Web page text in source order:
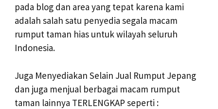
pada blog dan area yang tepat karena kami
adalah salah satu penyedia segala macam
rumput taman hias untuk wilayah seluruh
Indonesia.
Juga Menyediakan Selain Jual Rumput Jepang
dan juga menjual berbagai macam rumput
taman lainnya TERLENGKAP seperti :